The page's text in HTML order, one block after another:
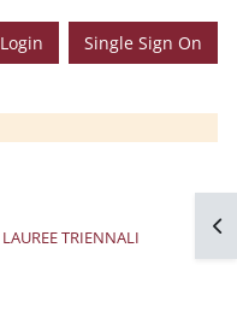
Login Single Sign On
LAUREE TRIENNALI